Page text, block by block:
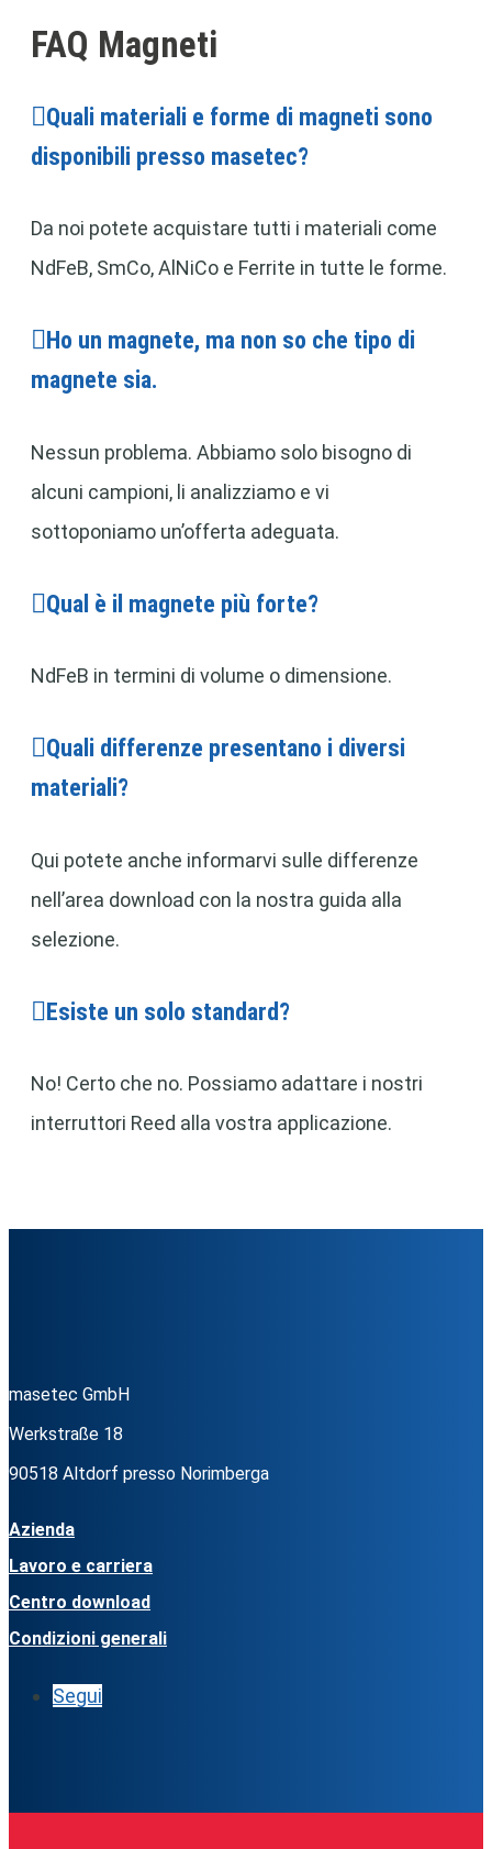
FAQ Magneti
Quali materiali e forme di magneti sono
disponibili presso masetec?
Da noi potete acquistare tutti i materiali come
NdFeB, SmCo, AlNiCo e Ferrite in tutte le forme.
Ho un magnete, ma non so che tipo di
magnete sia.
Nessun problema. Abbiamo solo bisogno di
alcuni campioni, li analizziamo e vi
sottoponiamo un’offerta adeguata.
Qual è il magnete più forte?
NdFeB in termini di volume o dimensione.
Quali differenze presentano i diversi
materiali?
Qui potete anche informarvi sulle differenze
nell’area download con la nostra guida alla
selezione.
Esiste un solo standard?
No! Certo che no. Possiamo adattare i nostri
interruttori Reed alla vostra applicazione.
masetec GmbH
Werkstraße 18
90518 Altdorf presso Norimberga
Azienda
Lavoro e carriera
Centro download
Condizioni generali
Segui